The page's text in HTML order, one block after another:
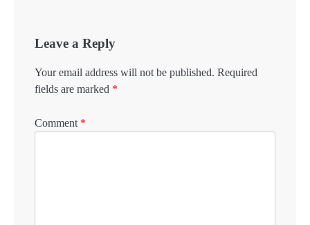
Leave a Reply
Your email address will not be published. Required
fields are marked *
Comment *